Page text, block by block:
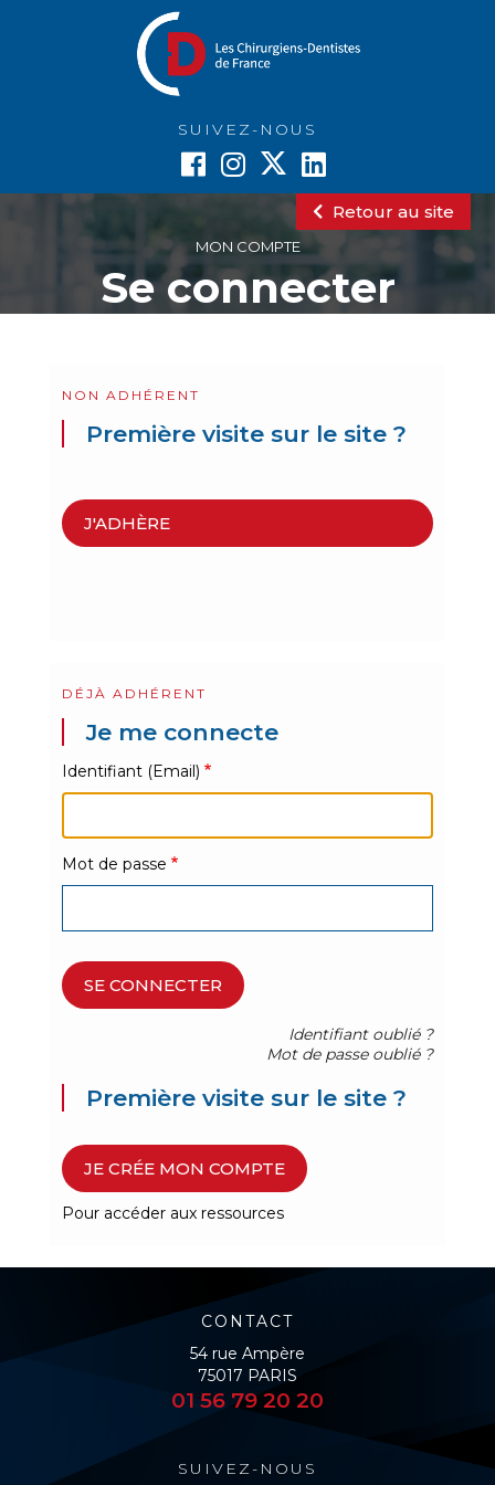
SUIVEZ-NOUS
MON COMPTE
Se connecter
Retour au site
NON ADHÉRENT
Première visite sur le site ?
J'ADHÈRE
DÉJÀ ADHÉRENT
Je me connecte
Identifiant (Email)
Mot de passe
Identifiant oublié ?
Mot de passe oublié ?
Première visite sur le site ?
JE CRÉE MON COMPTE
Pour accéder aux ressources
CONTACT
54 rue Ampère
75017 PARIS
01 56 79 20 20
SUIVEZ-NOUS